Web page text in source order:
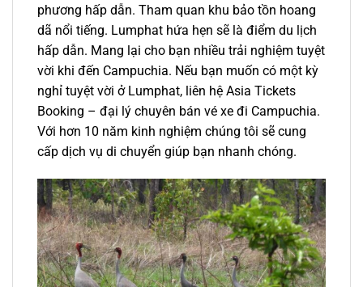
phương hấp dẫn. Tham quan khu bảo tồn hoang
dã nổi tiếng. Lumphat hứa hẹn sẽ là điểm du lịch
hấp dẫn. Mang lại cho bạn nhiều trải nghiệm tuyệt
vời khi đến Campuchia. Nếu bạn muốn có một kỳ
nghỉ tuyệt vời ở Lumphat, liên hệ Asia Tickets
Booking – đại lý chuyên bán vé xe đi Campuchia.
Với hơn 10 năm kinh nghiệm chúng tôi sẽ cung
cấp dịch vụ di chuyển giúp bạn nhanh chóng.